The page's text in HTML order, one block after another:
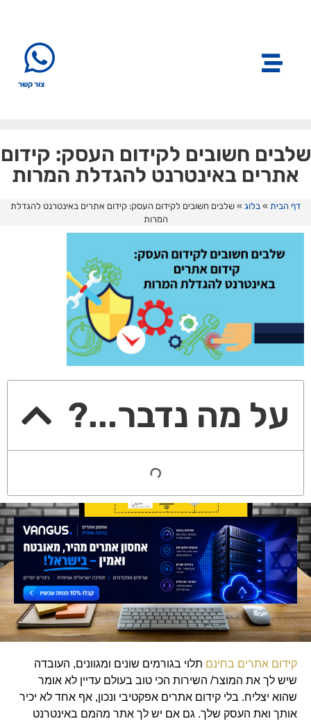
צור קשר
שלבים חשובים לקידום העסק: קידום
אתרים באינטרנט להגדלת המרות
דף הבית » בלוג » שלבים חשובים לקידום העסק: קידום אתרים באינטרנט להגדלת
המרות
על מה נדבר...?
קידום אתרים בחינם תלוי בגורמים שונים ומגוונים, העובדה
שיש לך את המוצר/ השירות הכי טוב בעולם עדיין לא אומר
שהוא יצליח. בלי קידום אתרים אפקטיבי ונכון, אף אחד לא יכיר
אותך ואת העסק שלך. גם אם יש לך אתר מהמם באינטרנט